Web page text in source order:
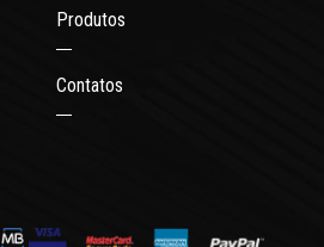
Produtos
Contatos